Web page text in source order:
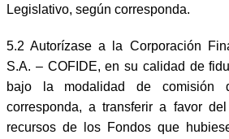
Legislativo, según corresponda.
5.2 Autorízase a la Corporación
S.A. – COFIDE, en su calidad de
bajo la modalidad de comisión
corresponda, a transferir a favor
recursos de los Fondos que